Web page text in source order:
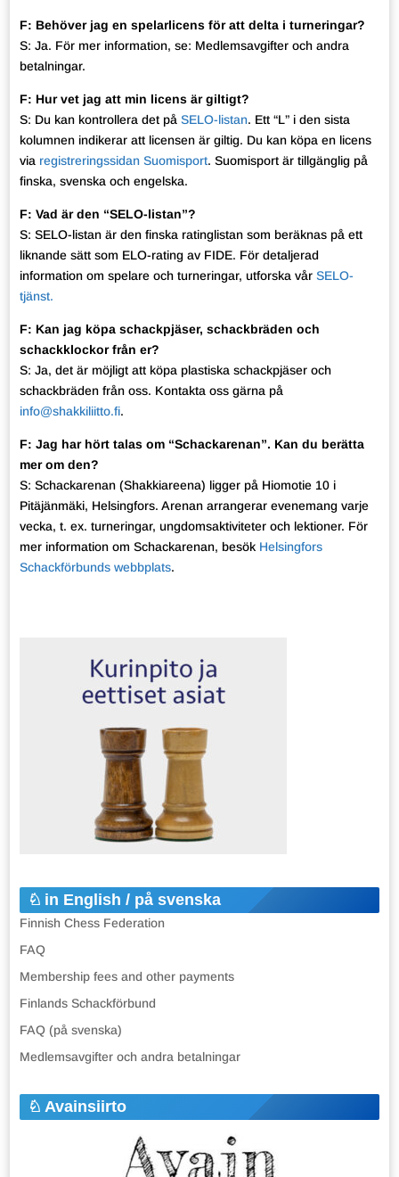
F: Behöver jag en spelarlicens för att delta i turneringar?
S: Ja. För mer information, se: Medlemsavgifter och andra
betalningar.
F: Hur vet jag att min licens är giltigt?
S: Du kan kontrollera det på SELO-listan. Ett “L” i den sista
kolumnen indikerar att licensen är giltig. Du kan köpa en licens
via registreringssidan Suomisport. Suomisport är tillgänglig på
finska, svenska och engelska.
F: Vad är den “SELO-listan”?
S: SELO-listan är den finska ratinglistan som beräknas på ett
liknande sätt som ELO-rating av FIDE. För detaljerad
information om spelare och turneringar, utforska vår SELO-
tjänst.
F: Kan jag köpa schackpjäser, schackbräden och
schackklockor från er?
S: Ja, det är möjligt att köpa plastiska schackpjäser och
schackbräden från oss. Kontakta oss gärna på
info@shakkiliitto.fi.
F: Jag har hört talas om “Schackarenan”. Kan du berätta
mer om den?
S: Schackarenan (Shakkiareena) ligger på Hiomotie 10 i
Pitäjänmäki, Helsingfors. Arenan arrangerar evenemang varje
vecka, t. ex. turneringar, ungdomsaktiviteter och lektioner. För
mer information om Schackarenan, besök Helsingfors
Schackförbunds webbplats.
in English / på svenska
Finnish Chess Federation
FAQ
Membership fees and other payments
Finlands Schackförbund
FAQ (på svenska)
Medlemsavgifter och andra betalningar
Avainsiirto